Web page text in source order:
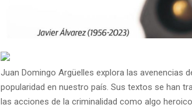
Juan Domingo Argüelles explora las avenencias
popularidad en nuestro país. Sus textos se han
las acciones de la criminalidad como algo